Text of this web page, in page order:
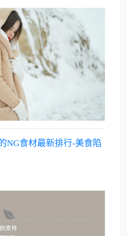
NG食材最新排行-美食陷